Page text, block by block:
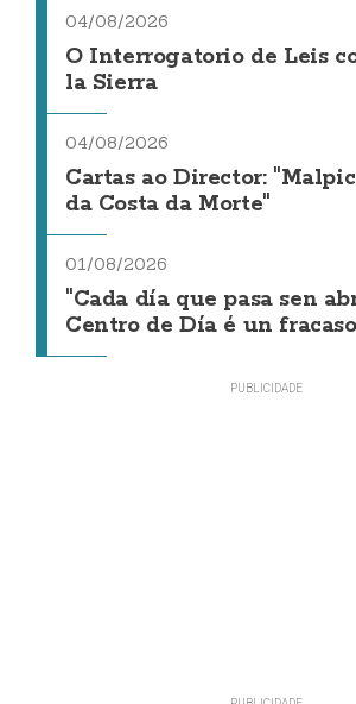
04/08/2026
O Interrogatorio de Leis
la Sierra
04/08/2026
Cartas ao Director:
da Costa da Morte"
01/08/2026
"Cada día que pasa sen
Centro de Día é un